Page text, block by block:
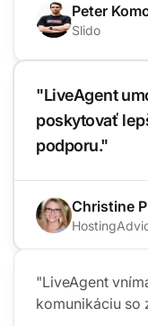
Peter
Slido
"LiveAgent
poskytovať
podporu."
Christine
"LiveAgent
komunikáciu so